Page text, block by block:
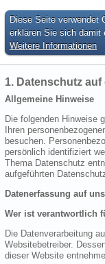
Diese Seite verwendet
erklären Sie sich damit
Weitere Informationen
1. Datenschutz
Allgemeine Hinweise
Die folgenden Hinweise
Ihren
besuchen.
persönlich identifiziert
Thema Datenschutz
aufgeführten
Datenerfassung auf
Wer ist verantwortlich
Die Datenverarbeitung
Websitebetreiber.
dieser Website